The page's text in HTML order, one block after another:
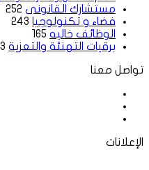
مستشارك القانونى 252
فضاء و تكنولوجيا 243
الوظائف خاليه 165
برقيات التهنئة والتعزية
تواصل معنا
الإعلانات